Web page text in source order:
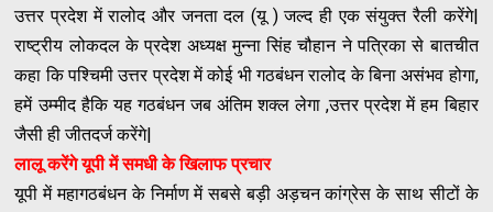
उत्तर प्रदेश में रालोद और जनता दल (यू ) जल्द ही एक संयुक्त रैली करेंगे|
राष्ट्रीय लोकदल के प्रदेश अध्यक्ष मुन्ना सिंह चौहान ने पत्रिका से बातचीत
कहा कि पश्चिमी उत्तर प्रदेश में कोई भी गठबंधन रालोद के बिना असंभव होगा,
हमें उम्मीद हैकि यह गठबंधन जब अंतिम शक्ल लेगा ,उत्तर प्रदेश में हम बिहार
जैसी ही जीतदर्ज करेंगे|
लालू करेंगे यूपी में समधी के खिलाफ प्रचार
यूपी में महागठबंधन के निर्माण में सबसे बड़ी अड़चन कांग्रेस के साथ सीटों के